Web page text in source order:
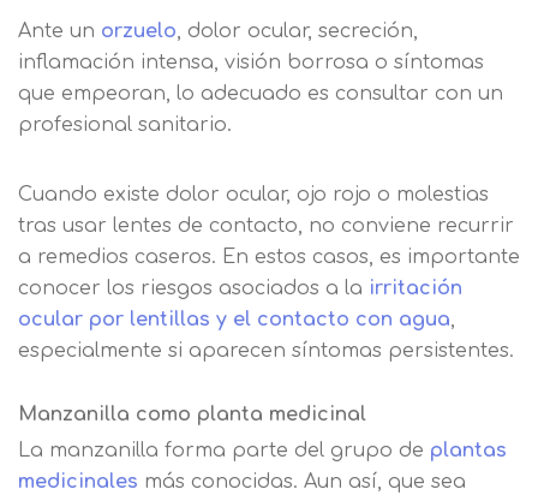
Ante un orzuelo, dolor ocular, secreción,
inflamación intensa, visión borrosa o síntomas
que empeoran, lo adecuado es consultar con un
profesional sanitario.
Cuando existe dolor ocular, ojo rojo o molestias
tras usar lentes de contacto, no conviene recurrir
a remedios caseros. En estos casos, es importante
conocer los riesgos asociados a la irritación
ocular por lentillas y el contacto con agua,
especialmente si aparecen síntomas persistentes.
Manzanilla como planta medicinal
La manzanilla forma parte del grupo de plantas
medicinales más conocidas. Aun así, que sea